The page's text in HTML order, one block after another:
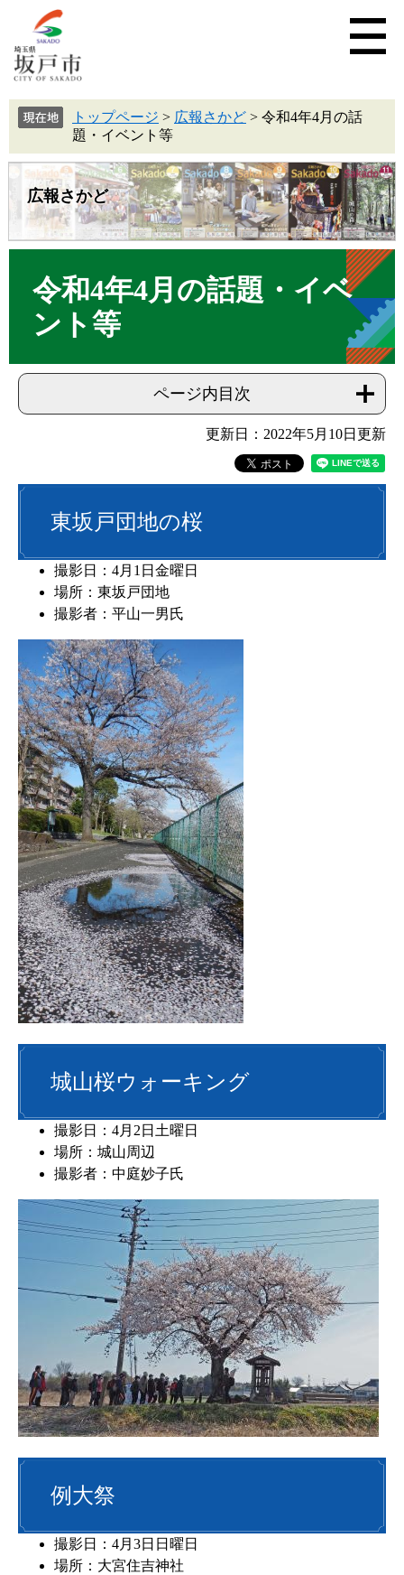
トップページ > 広報さかど > 令和4年4月の話
題・イベント等
広報さかど
令和4年4月の話題・イベ
ント等
ページ内目次
更新日：2022年5月10日更新
東坂戸団地の桜
撮影日：4月1日金曜日
場所：東坂戸団地
撮影者：平山一男氏
城山桜ウォーキング
撮影日：4月2日土曜日
場所：城山周辺
撮影者：中庭妙子氏
例大祭
撮影日：4月3日日曜日
場所：大宮住吉神社